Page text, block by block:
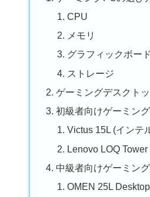
CPU
メモリ
グラフィックボー
ストレージ
ゲーミングデスクト
初級者向けゲーミン
Victus 15L (インテ
Lenovo LOQ
中級者向けゲーミン
OMEN 25L